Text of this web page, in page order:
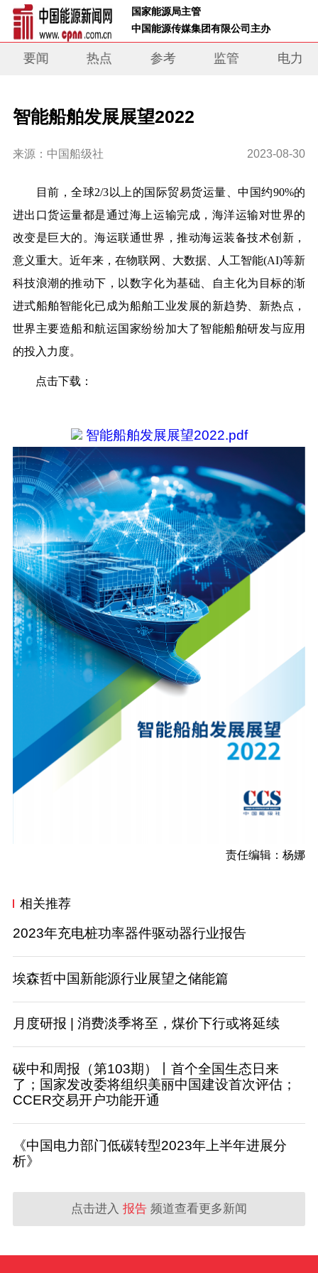
国家能源局主管
中国能源传媒集团有限公司主办
要闻 热点 参考 监管 电力
智能船舶发展展望2022
来源：中国船级社 2023-08-30
目前，全球2/3 以上的国际贸易货运量、中国约90%的
进出口货运量都是通过海上运输完成，海洋运输对世界的
改变是巨大的。海运联通世界，推动海运装备技术创新，
意义重大。近年来，在物联网、大数据、人工智能(AI)等新
科技浪潮的推动下，以数字化为基础、自主化为目标的渐
进式船舶智能化已成为船舶工业发展的新趋势、新热点，
世界主要造船和航运国家纷纷加大了智能船舶研发与应用
的投入力度。
点击下载：
智能船舶发展展望2022.pdf
责任编辑：杨娜
相关推荐
2023年充电桩功率器件驱动器行业报告
埃森哲中国新能源行业展望之储能篇
月度研报 | 消费淡季将至，煤价下行或将延续
碳中和周报（第103期）丨首个全国生态日来
了；国家发改委将组织美丽中国建设首次评估；
CCER交易开户功能开通
《中国电力部门低碳转型2023年上半年进展分
析》
点击进入 报告 频道查看更多新闻